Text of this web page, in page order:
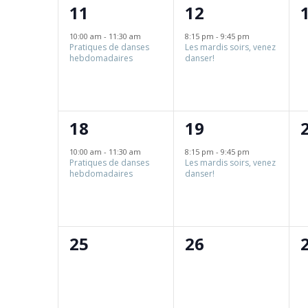
1
évènement,
11
10:00 am - 11:30 am
Pratiques de danses
hebdomadaires
1
évènement,
12
8:15 pm - 9:45 pm
Les mardis soirs, venez
danser!
0
1
évènement,
18
10:00 am - 11:30 am
Pratiques de danses
hebdomadaires
1
évènement,
19
8:15 pm - 9:45 pm
Les mardis soirs, venez
danser!
0
25
0
26